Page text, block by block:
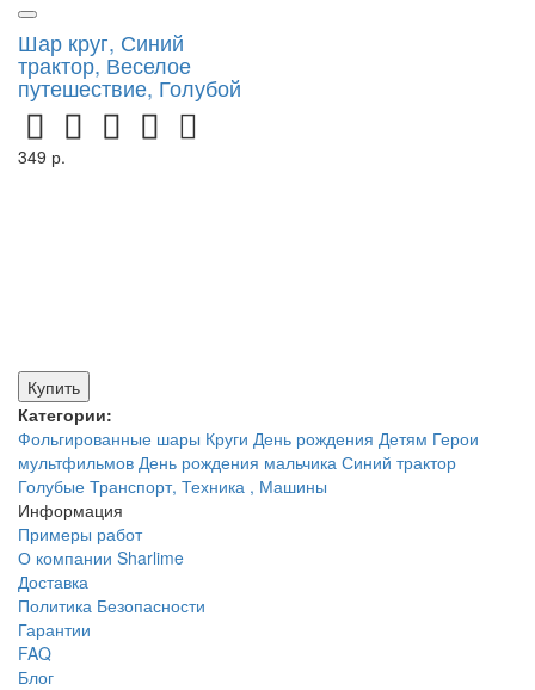
Шар круг, Синий
трактор, Веселое
путешествие, Голубой
349 р.
Купить
Категории:
Фольгированные шары Круги День рождения Детям Герои
мультфильмов День рождения мальчика Синий трактор
Голубые Транспорт, Техника , Машины
Информация
Примеры работ
О компании Sharlime
Доставка
Политика Безопасности
Гарантии
FAQ
Блог